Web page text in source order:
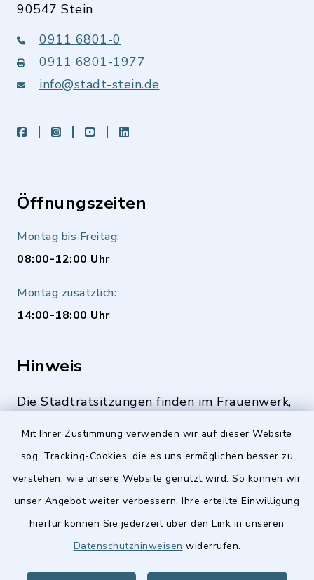
Mit Ihrer Zustimmung verwenden wir auf dieser Website
sog. Tracking-Cookies, die es uns ermöglichen besser zu
verstehen, wie unsere Website genutzt wird. So können wir
unser Angebot weiter verbessern. Ihre erteilte Einwilligung
hierfür können Sie jederzeit über den Link in unseren
Datenschutzhinweisen widerrufen.
90547 Stein
0911 6801-0
0911 6801-1977
info@stadt-stein.de
facebookinstagramyoutubeLinkedIn
Öffnungszeiten
Montag bis Freitag:
08:00-12:00 Uhr
Montag zusätzlich:
14:00-18:00 Uhr
Hinweis
Die Stadtratsitzungen finden im Frauenwerk,
Quicklinks
Stellenangebote